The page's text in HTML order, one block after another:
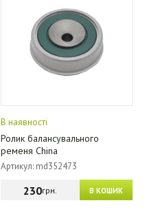
В наявності
Ролик балансувального
ременя China
Артикул: md352473
В КОШИК
230грн.